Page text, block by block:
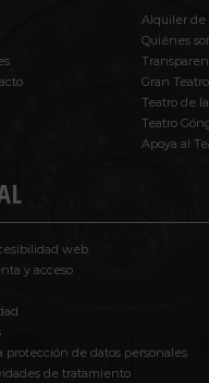
web
y acceso
protección de datos personales
de tratamiento
Alquiler de
Quiénes
Gran Teatro
Teatro de
Teatro
Apoya al